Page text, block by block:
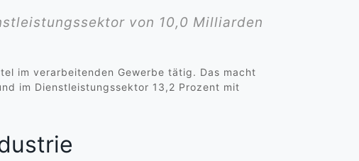
von 10,0 Milliarden
im verarbeitenden Gewerbe tätig. Das macht
im Dienstleistungssektor 13,2 Prozent mit